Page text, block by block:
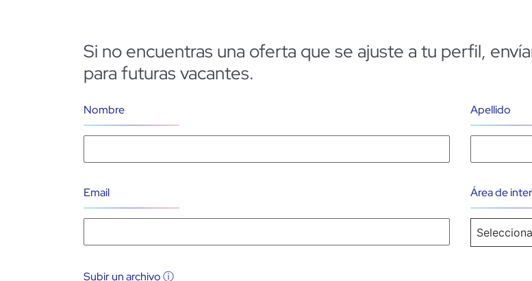
Si no encuentras una oferta que se ajuste a tu perfil,
para futuras vacantes.
Nombre Apellido
Email Área de
Subir un archivo ⓘ